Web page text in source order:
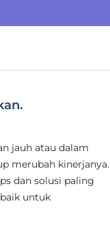
jauh atau dalam
merubah kinerjanya.
dan solusi paling
untuk